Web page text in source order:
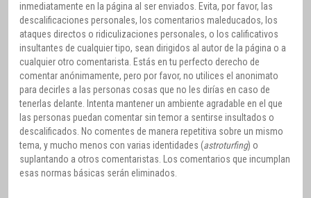
inmediatamente en la página al ser enviados. Evita, por favor, las
descalificaciones personales, los comentarios maleducados, los
ataques directos o ridiculizaciones personales, o los calificativos
insultantes de cualquier tipo, sean dirigidos al autor de la página o a
cualquier otro comentarista. Estás en tu perfecto derecho de
comentar anónimamente, pero por favor, no utilices el anonimato
para decirles a las personas cosas que no les dirías en caso de
tenerlas delante. Intenta mantener un ambiente agradable en el que
las personas puedan comentar sin temor a sentirse insultados o
descalificados. No comentes de manera repetitiva sobre un mismo
tema, y mucho menos con varias identidades (astroturfing) o
suplantando a otros comentaristas. Los comentarios que incumplan
esas normas básicas serán eliminados.